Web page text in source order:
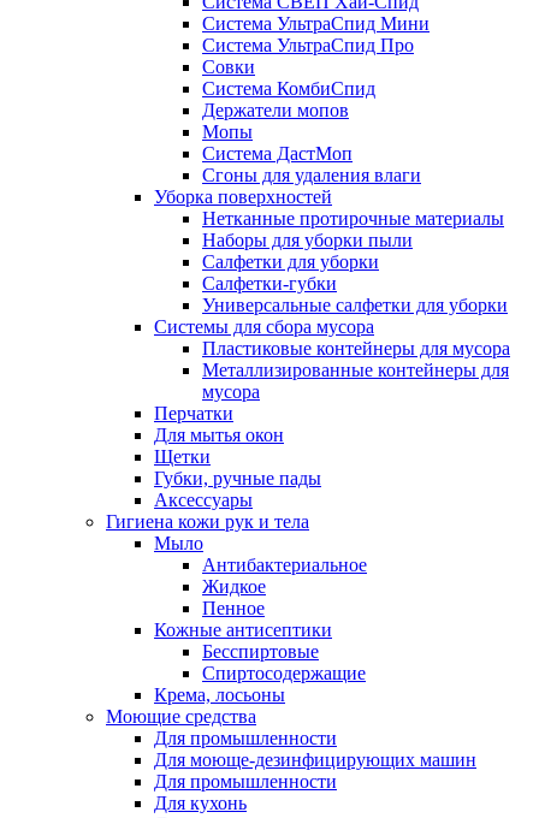
Система УльтраСпид Мини
Система УльтраСпид Про
Совки
Система КомбиСпид
Держатели мопов
Мопы
Система ДастМоп
Сгоны для удаления влаги
Уборка поверхностей
Нетканные протирочные материалы
Наборы для уборки пыли
Салфетки для уборки
Салфетки-губки
Универсальные салфетки для уборки
Системы для сбора мусора
Пластиковые контейнеры для мусора
Металлизированные контейнеры для
мусора
Перчатки
Для мытья окон
Щетки
Губки, ручные пады
Аксессуары
Гигиена кожи рук и тела
Мыло
Антибактериальное
Жидкое
Пенное
Кожные антисептики
Бесспиртовые
Cпиртосодержащие
Крема, лосьоны
Моющие средства
Для промышленности
Для моюще-дезинфицирующих машин
Для промышленности
Для кухонь